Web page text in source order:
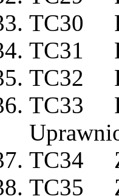
TC30
TC31
TC32
TC33
TC34
TC35